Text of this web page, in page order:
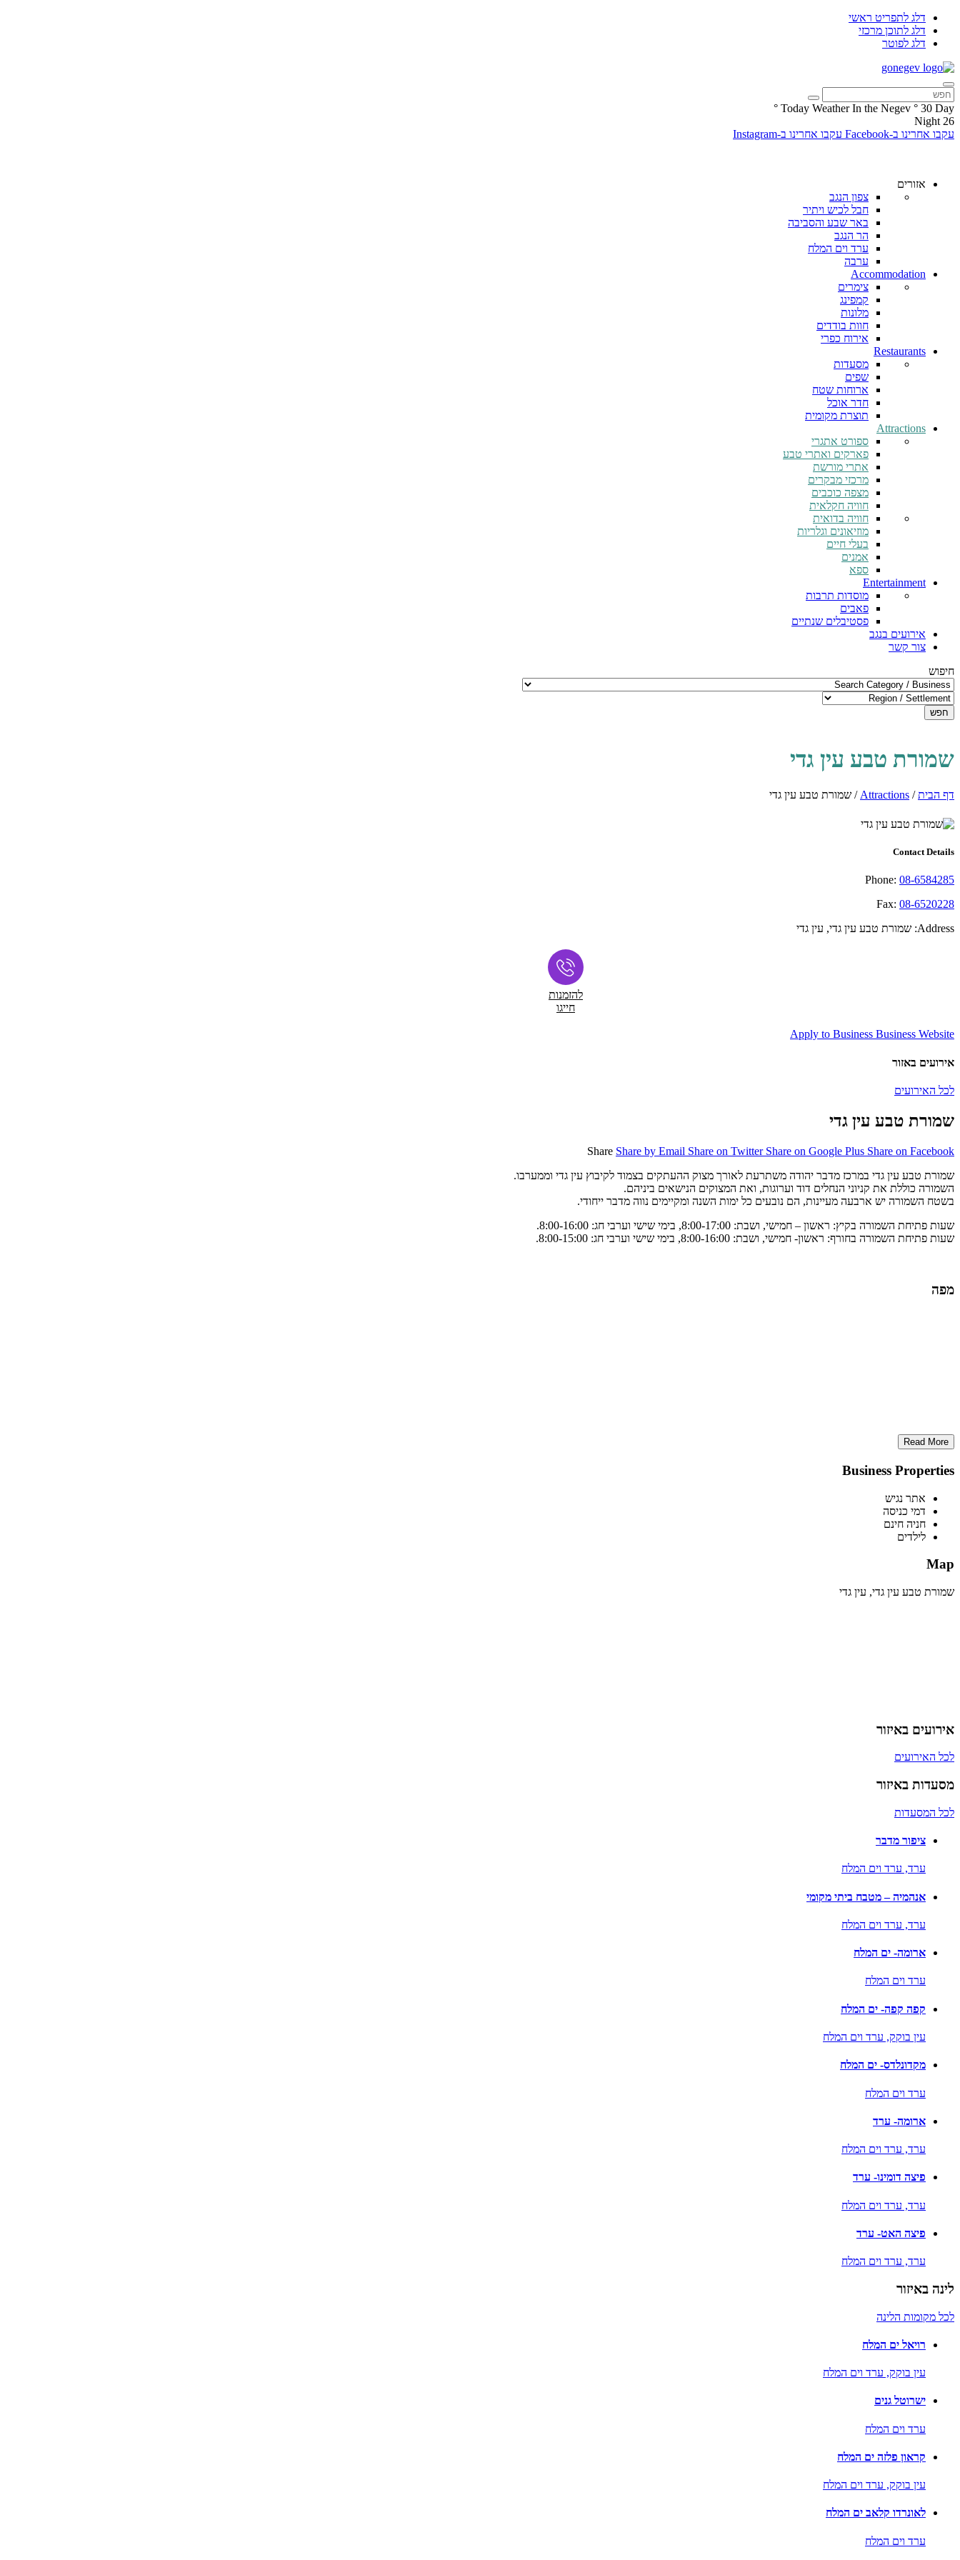
דלג לתפריט ראשי
דלג לתוכן מרכזי
דלג לפוטר
Today Weather In the Negev ° 30 Day
°
26
Night
עקבו אחרינו ב-Facebook
עקבו אחרינו ב-Instagram
אזורים
צפון הנגב
חבל לכיש ויתיר
באר שבע והסביבה
הר הנגב
ערד וים המלח
ערבה
Accommodation
צימרים
קמפינג
מלונות
חוות בודדים
אירוח כפרי
Restaurants
מסעדות
שפים
ארוחות שטח
חדר אוכל
תוצרת מקומית
Attractions
ספורט אתגרי
פארקים ואתרי טבע
אתרי מורשת
מרכזי מבקרים
מצפה כוכבים
חוויה חקלאית
חוויה בדואית
מוזיאונים וגלריות
בעלי חיים
אמנים
ספא
Entertainment
מוסדות תרבות
פאבים
פסטיבלים שנתיים
אירועים בנגב
צור קשר
חיפוש
חפש
שמורת טבע עין גדי
דף הבית/
Attractions
/ שמורת טבע עין גדי
Contact Details
Phone: 08-6584285
Fax: 08-6520228
Address: שמורת טבע עין גדי, עין גדי
להזמנות
חייגו
Apply to Business Business Website
אירועים באזור
לכל האירועים
שמורת טבע עין גדי
Share Share by Email Share on Twitter Share on Google Plus Share on Facebook
שמורת טבע עין גדי במרכז מדבר יהודה משתרעת לאורך מצוק ההעתקים בצמוד לקיבוץ עין גדי וממערבו.
השמורה כוללת את קניוני הנחלים דוד וערוגות, ואת המצוקים הנישאים ביניהם.
בשטח השמורה יש ארבעה מעיינות, הם נובעים כל ימות השנה ומקיימים נווה מדבר ייחודי.
שעות פתיחת השמורה בקיץ: ראשון – חמישי, ושבת: 8:00-17:00, בימי שישי וערבי חג: 8:00-16:00.
שעות פתיחת השמורה בחורף: ראשון- חמישי, ושבת: 8:00-16:00, בימי שישי וערבי חג: 8:00-15:00.
מפה
Read More
Business Properties
אתר נגיש
דמי כניסה
חניה חינם
לילדים
Map
שמורת טבע עין גדי, עין גדי
אירועים באיזור
לכל האירועים
מסעדות באיזור
לכל המסעדות
ציפור מדבר
ערד, ערד וים המלח
אנהמיה – מטבח ביתי מקומי
ערד, ערד וים המלח
ארומה- ים המלח
ערד וים המלח
קפה קפה- ים המלח
עין בוקק, ערד וים המלח
מקדונלדס- ים המלח
ערד וים המלח
ארומה- ערד
ערד, ערד וים המלח
פיצה דומינו- ערד
ערד, ערד וים המלח
פיצה האט- ערד
ערד, ערד וים המלח
לינה באיזור
לכל מקומות הלינה
רויאל ים המלח
עין בוקק, ערד וים המלח
ישרוטל גנים
ערד וים המלח
קראון פלזה ים המלח
עין בוקק, ערד וים המלח
לאונרדו קלאב ים המלח
ערד וים המלח